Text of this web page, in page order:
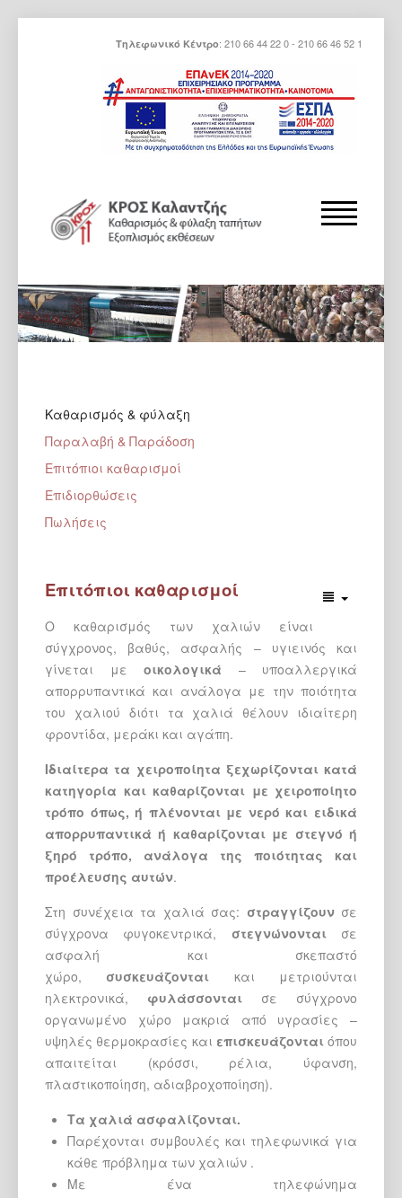
Τηλεφωνικό Κέντρο: 210 66 44 22 0 - 210 66 46 52 1
Καθαρισμός & φύλαξη
Παραλαβή & Παράδοση
Επιτόπιοι καθαρισμοί
Επιδιορθώσεις
Πωλήσεις
Επιτόπιοι καθαρισμοί
O καθαρισμός των χαλιών είναι
σύγχρονος, βαθύς, ασφαλής – υγιεινός και
γίνεται με οικολογικά – υποαλλεργικά
απορρυπαντικά και ανάλογα με την ποιότητα
του χαλιού διότι τα χαλιά θέλουν ιδιαίτερη
φροντίδα, μεράκι και αγάπη.
Ιδιαίτερα τα χειροποίητα ξεχωρίζονται κατά
κατηγορία και καθαρίζονται με χειροποίητο
τρόπο όπως, ή πλένονται με νερό και ειδικά
απορρυπαντικά ή καθαρίζονται με στεγνό ή
ξηρό τρόπο, ανάλογα της ποιότητας και
προέλευσης αυτών.
Στη συνέχεια τα χαλιά σας: στραγγίζουνσε
σύγχρονα φυγοκεντρικά, στεγνώνονταισε
ασφαλή και σκεπαστό
χώρο, συσκευάζονται και μετριούνται
ηλεκτρονικά, φυλάσσονται σε σύγχρονο
οργανωμένο χώρο μακριά από υγρασίες –
υψηλές θερμοκρασίες και επισκευάζονταιόπου
απαιτείται (κρόσσι, ρέλια, ύφανση,
πλαστικοποίηση, αδιαβροχοποίηση).
Τα χαλιά ασφαλίζονται.
Παρέχονται συμβουλές και τηλεφωνικά για
κάθε πρόβλημα των χαλιών .
Με ένα τηλεφώνημα